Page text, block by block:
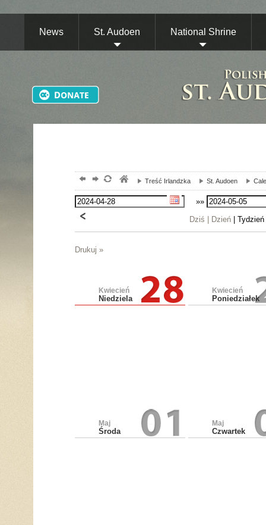
News St. Audoen National Shrine
Treść Irlandzka St. Audoen
»»
Dziś |
Dzień |
Drukuj »
Kwiecień
Niedziela
Kwiecień
Poniedziałek
Maj
Środa
Maj
Czwartek